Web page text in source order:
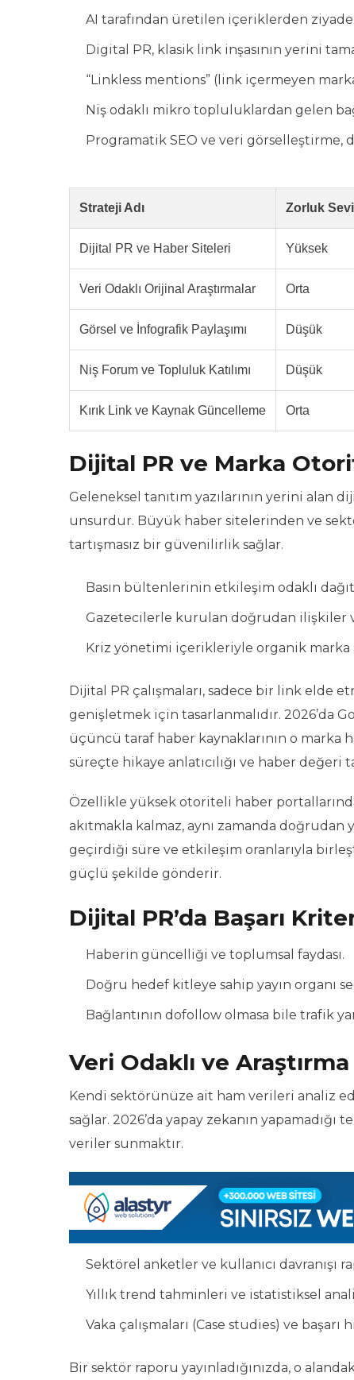
AI tarafından üretilen içeriklerden ziyade,
Digital PR, klasik link inşasının yerini
“Linkless mentions” (link içermeyen
Niş odaklı mikro topluluklardan gelen
Programatik SEO ve veri görselleştirme,
Strateji Adı Zorluk
Dijital PR ve Haber Siteleri Yüksek
Veri Odaklı Orijinal Araştırmalar Orta
Görsel ve İnfografik Paylaşımı Düşük
Niş Forum ve Topluluk Katılımı Düşük
Kırık Link ve Kaynak Güncelleme Orta
Dijital PR ve Marka
Geleneksel tanıtım yazılarının yerini alan
unsurdur. Büyük haber sitelerinden ve
tartışmasız bir güvenilirlik sağlar.
Basın bültenlerinin etkileşim odaklı
Gazetecilerle kurulan doğrudan ilişkiler
Kriz yönetimi içerikleriyle organik marka
Dijital PR çalışmaları, sadece bir link elde
genişletmek için tasarlanmalıdır. 2026’da
üçüncü taraf haber kaynaklarının o marka
süreçte hikaye anlatıcılığı ve haber
Özellikle yüksek otoriteli haber
akıtmakla kalmaz, aynı zamanda
geçirdiği süre ve etkileşim oranlarıyla
güçlü şekilde gönderir.
Dijital PR’da Başarı
Haberin güncelliği ve toplumsal faydası.
Doğru hedef kitleye sahip yayın organı
Bağlantının dofollow olmasa bile trafik
Veri Odaklı ve
Kendi sektörünüze ait ham verileri analiz
sağlar. 2026’da yapay zekanın yapamadığı
veriler sunmaktır.
Sektörel anketler ve kullanıcı davranışı
Yıllık trend tahminleri ve istatistiksel
Vaka çalışmaları (Case studies) ve başarı
Bir sektör raporu yayınladığınızda, o